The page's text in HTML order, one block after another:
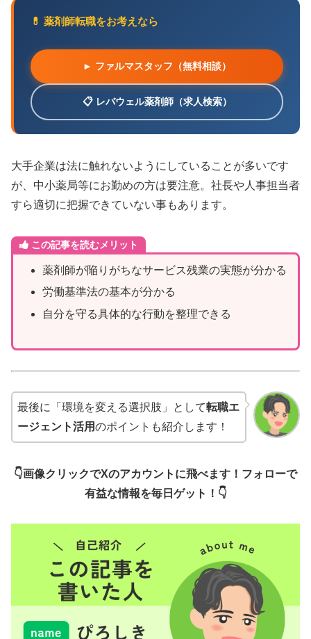
💊 薬剤師転職をお考えなら
► ファルマスタッフ（無料相談）
📋 レバウェル薬剤師（求人検索）
大手企業は法に触れないようにしていることが多いです
が、中小薬局等にお勤めの方は要注意。社長や人事担当者
すら適切に把握できていない事もあります。
この記事を読むメリット
薬剤師が陥りがちなサービス残業の実態が分かる
労働基準法の基本が分かる
自分を守る具体的な行動を整理できる
最後に「環境を変える選択肢」として転職エ
ージェント活用のポイントも紹介します！
👇画像クリックでXのアカウントに飛べます！フォローで
有益な情報を毎日ゲット！👇